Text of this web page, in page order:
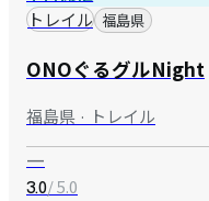
トレイル 福島県
ONOぐるグルNight
福島県 · トレイル
—
3.0/ 5.0